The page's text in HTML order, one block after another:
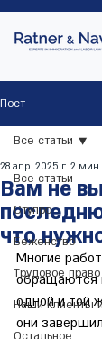
Пост
Все статьи
Ступро
Беженство
Трудовое право
Наши клиенты
Все статьи
Вам не
что
28 апр. 2025 г. 2 мин.
Многие
обращаются
одной и той
они